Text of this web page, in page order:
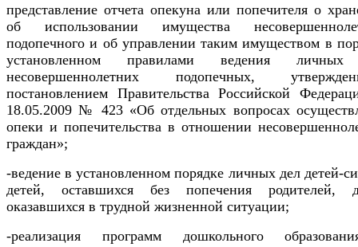
представление отчета опекуна или попечителя о
об использовании имущества
подопечного и об управлении таким имуществом в
установленном правилами ведения
несовершеннолетних подопечных,
постановлением Правительства Российской
18.05.2009 № 423 «Об отдельных вопросах
опеки и попечительства в отношении
граждан»;
-ведение в установленном порядке личных дел детей-
детей, оставшихся без попечения родителей,
оказавшихся в трудной жизненной ситуации;
-реализация программ дошкольного